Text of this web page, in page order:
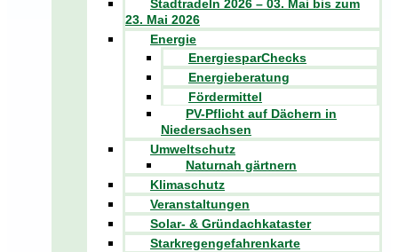
Stadtradeln 2026 – 03. Mai bis zum
23. Mai 2026
Energie
EnergiesparChecks
Energieberatung
Fördermittel
PV-Pflicht auf Dächern in
Niedersachsen
Umweltschutz
Naturnah gärtnern
Klimaschutz
Veranstaltungen
Solar- & Gründachkataster
Starkregengefahrenkarte